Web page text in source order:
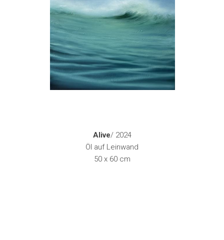
Alive/ 2024
Öl auf Leinwand
50 x 60 cm